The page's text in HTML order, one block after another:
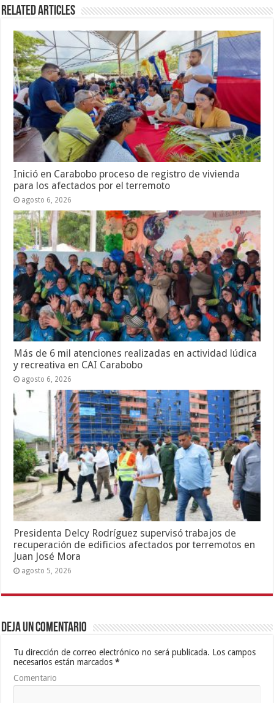
Related Articles
Inició en Carabobo proceso de registro de vivienda
para los afectados por el terremoto
agosto 6, 2026
Más de 6 mil atenciones realizadas en actividad lúdica
y recreativa en CAI Carabobo
agosto 6, 2026
Presidenta Delcy Rodríguez supervisó trabajos de
recuperación de edificios afectados por terremotos en
Juan José Mora
agosto 5, 2026
Deja un comentario
Tu dirección de correo electrónico no será publicada. Los campos
necesarios están marcados*
Comentario